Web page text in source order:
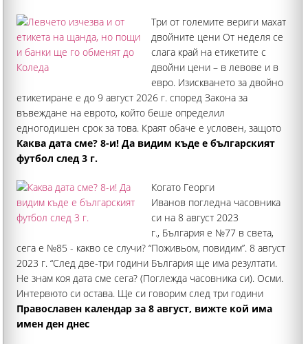
Три от големите вериги махат
двойните цени От неделя се
слага край на етикетите с
двойни цени – в левове и в
евро. Изискването за двойно
етикетиране е до 9 август 2026 г. според Закона за
въвеждане на еврото, който беше определил
едногодишен срок за това. Краят обаче е условен, защото
на практика търговците не са задължени да махат
двойните
Каква дата сме? 8-и! Да видим къде е българският
футбол след 3 г.
Когато Георги
Иванов погледна часовника
си на 8 август 2023
г., България е №77 в света,
сега е №85 - какво се случи? “Поживьом, повидим”. 8 август
2023 г. “След две-три години България ще има резултати.
Не знам коя дата сме сега? (Поглежда часовника си). Осми.
Интервюто си остава. Ще си говорим след три години
България къде ще бъде
Православен календар за 8 август, вижте кой има
имен ден днес